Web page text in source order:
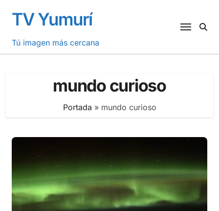
contenido
TV Yumurí
Tú imagen más cercana
mundo curioso
Portada » mundo curioso